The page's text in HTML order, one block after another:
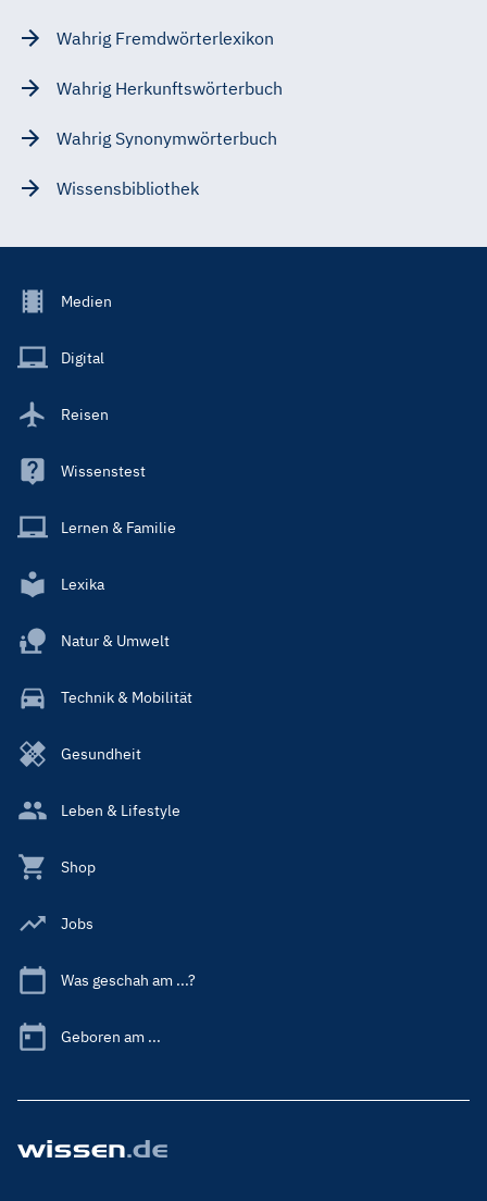
Wahrig Fremdwörterlexikon
Wahrig Herkunftswörterbuch
Wahrig Synonymwörterbuch
Wissensbibliothek
Footer
Main
Medien
Digital
Reisen
Wissenstest
Lernen & Familie
Lexika
Natur & Umwelt
Technik & Mobilität
Gesundheit
Leben & Lifestyle
Shop
Jobs
Was geschah am ...?
Geboren am ...